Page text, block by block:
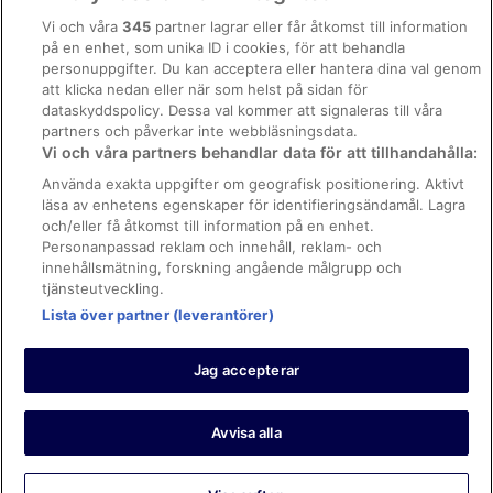
Regler och villkor för Vrbo
Tillgänglighetsanpassning
Juridisk information/Kontakta oss
Riktlinjer för innehåll och anmäla innehåll
Hjälp
Kontakta oss
Avboka eller ändra din bokning
Boka ett flyg med flygbolagskredit
Återbetalningsprocess och tidslinjer
© 2026 Expedia, Inc., ett företag inom Expedia Group.
https://www.expediagroup.com/ Med ensamrätt. MrJet är ett
varumärke eller registrerat varumärke som tillhör Expedia, Inc.
Vi och våra345 partner lagrar eller får åtkomst till information
på en enhet, som unika ID i cookies, för att behandla
personuppgifter. Du kan acceptera eller hantera dina val genom
att klicka nedan eller när som helst på sidan för
dataskyddspolicy. Dessa val kommer att signaleras till våra
partners och påverkar inte webbläsningsdata.
Vi och våra partners behandlar data för att tillhandahålla:
Använda exakta uppgifter om geografisk positionering. Aktivt
läsa av enhetens egenskaper för identifieringsändamål. Lagra
och/eller få åtkomst till information på en enhet.
Personanpassad reklam och innehåll, reklam- och
innehållsmätning, forskning angående målgrupp och
tjänsteutveckling.
Lista över partner (leverantörer)
Jag accepterar
Avvisa alla